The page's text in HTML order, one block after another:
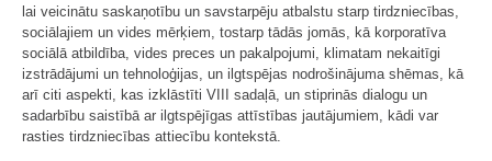
lai veicinātu saskaņotību un savstarpēju atbalstu starp tirdzniecības,
sociālajiem un vides mērķiem, tostarp tādās jomās, kā korporatīva
sociālā atbildība, vides preces un pakalpojumi, klimatam nekaitīgi
izstrādājumi un tehnoloģijas, un ilgtspējas nodrošinājuma shēmas, kā
arī citi aspekti, kas izklāstīti VIII sadaļā, un stiprinās dialogu un
sadarbību saistībā ar ilgtspējīgas attīstības jautājumiem, kādi var
rasties tirdzniecības attiecību kontekstā.